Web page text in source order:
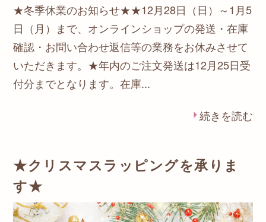
★冬季休業のお知らせ★★12月28日（日）～1月5
日（月）まで、オンラインショップの発送・在庫
確認・お問い合わせ返信等の業務をお休みさせて
いただきます。★年内のご注文発送は12月25日受
付分までとなります。在庫...
続きを読む
★クリスマスラッピングを承りま
す★